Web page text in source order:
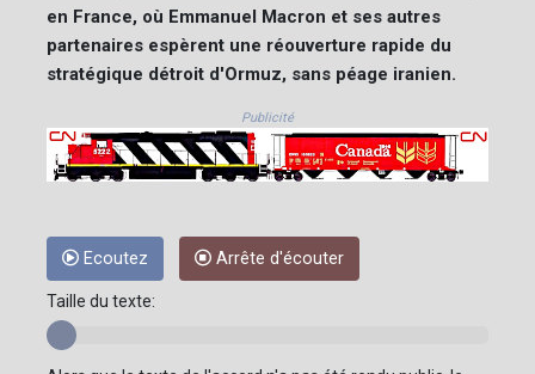
en France, où Emmanuel Macron et ses autres
partenaires espèrent une réouverture rapide du
stratégique détroit d'Ormuz, sans péage iranien.
Publicité
Ecoutez Arrête d'écouter
Taille du texte: